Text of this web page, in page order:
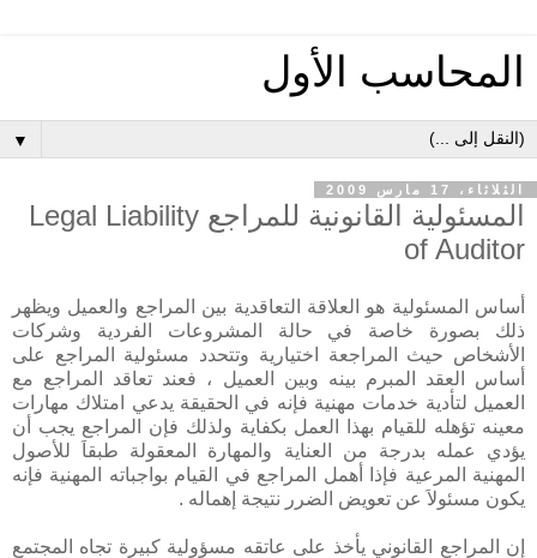
المحاسب الأول
▼
الثلاثاء، 17 مارس 2009
المسئولية القانونية للمراجع Legal Liability
of Auditor
أساس المسئولية هو العلاقة التعاقدية بين المراجع والعميل ويظهر
ذلك بصورة خاصة في حالة المشروعات الفردية وشركات
الأشخاص حيث المراجعة اختيارية وتتحدد مسئولية المراجع على
أساس العقد المبرم بينه وبين العميل ، فعند تعاقد المراجع مع
العميل لتأدية خدمات مهنية فإنه في الحقيقة يدعي امتلاك مهارات
معينه تؤهله للقيام بهذا العمل بكفاية ولذلك فإن المراجع يجب أن
يؤدي عمله بدرجة من العناية والمهارة المعقولة طبقاَ للأصول
المهنية المرعية فإذا أهمل المراجع في القيام بواجباته المهنية فإنه
يكون مسئولاَ عن تعويض الضرر نتيجة إهماله .
إن المراجع القانوني يأخذ على عاتقه مسؤولية كبيرة تجاه المجتمع